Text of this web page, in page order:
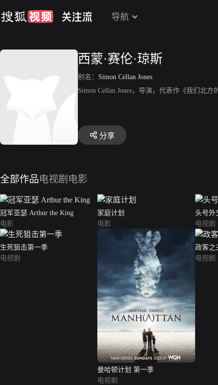
导航
西蒙·赛伦·琼斯
别名： Simon Cellan Jones
Simon Cellan Jones，导演，代表作《我们北
分享
全部作品电视剧 电影
冠军亚瑟 Arthur the King
电影
家庭计划
电影
头号外
电视剧
生死狙击第一季
电视剧
曼哈顿计划 第一季
电视剧
政客之
电视剧